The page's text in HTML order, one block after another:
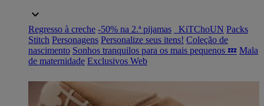
Regresso à creche -50% na 2.ª pijamas _KiTChoUN Packs
Stitch Personagens Personalize seus itens! Coleção de
nascimento Sonhos tranquilos para os mais pequenos 💤 Mala
de maternidade Exclusivos Web